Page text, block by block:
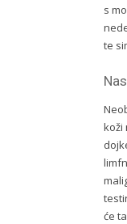
s
te
koži
će